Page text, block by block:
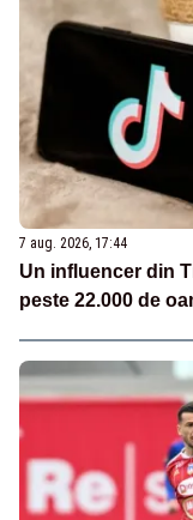
7 aug. 2026, 17:44
Un influencer din
peste 22.000 de